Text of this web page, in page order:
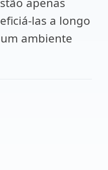
las a longo
ambiente